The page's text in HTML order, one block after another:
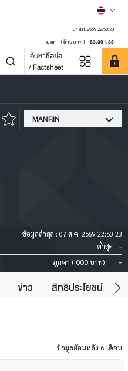
07 ส.ค. 2569 22:50:23
มูลค่า (ล้านบาท) 63,391.38
ค้นหาชื่อย่อ
/ Factsheet
MANRIN
ข้อมูลล่าสุด : 07 ส.ค. 2569 22:50:23
ต่ำสุด -
มูลค่า ('000 บาท) -
ข่าว สิทธิประโยชน์
ข้อมูลย้อนหลัง 6 เดือน